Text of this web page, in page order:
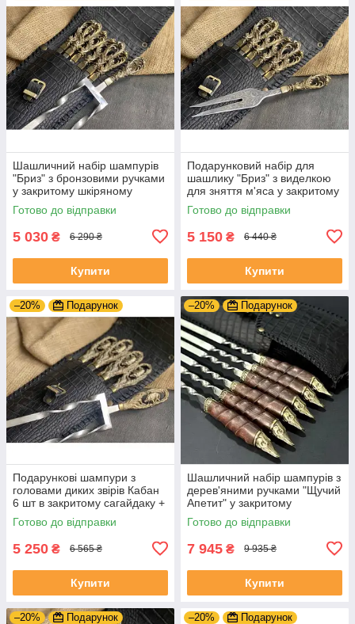
Шашличний набір шампурів
"Бриз" з бронзовими ручками
у закритому шкіряному
сагайдаку
Готово до відправки
5 030 ₴ 6 290 ₴
Купити
Подарунковий набір для
шашлику "Бриз" з виделкою
для зняття м'яса у закритому
шкіряному сагайдаку
Готово до відправки
5 150 ₴ 6 440 ₴
Купити
–20% Подарунок
Подарункові шампури з
головами диких звірів Кабан
6 шт в закритому сагайдаку +
подвійний шампур
Готово до відправки
5 250 ₴ 6 565 ₴
Купити
–20% Подарунок
Шашличний набір шампурів з
дерев'яними ручками "Щучий
Апетит" у закритому
шкіряному сагайдаку
Готово до відправки
7 945 ₴ 9 935 ₴
Купити
–20% Подарунок –20% Подарунок